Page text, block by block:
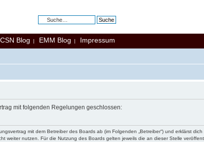
CSN Blog | EMM Blog | Impressum
mit folgenden Regelungen geschlossen:
mit dem Betreiber des Boards ab (im Folgenden „Betreiber“) und erklärst
weiter nutzen. Für die Nutzung des Boards gelten jeweils die an dieser Stelle